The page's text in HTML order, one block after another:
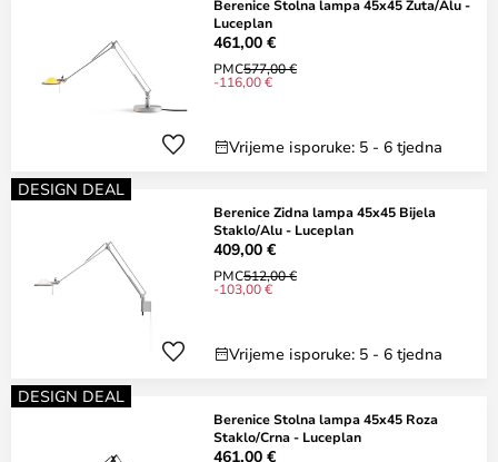
Berenice Stolna lampa 45x45 Žuta/Alu -
Luceplan
461,00 €
PMC577,00 €
-116,00 €
Vrijeme isporuke: 5 - 6 tjedna
DESIGN DEAL
Berenice Zidna lampa 45x45 Bijela
Staklo/Alu - Luceplan
409,00 €
PMC512,00 €
-103,00 €
Vrijeme isporuke: 5 - 6 tjedna
DESIGN DEAL
Berenice Stolna lampa 45x45 Roza
Staklo/Crna - Luceplan
461,00 €